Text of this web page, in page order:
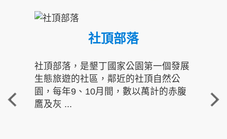
社頂部落
社頂部落，是墾丁國家公園第一個發展
生態旅遊的社區，鄰近的社頂自然公
園，每年9、10月間，數以萬計的赤腹
鷹及灰 ...
重
走進